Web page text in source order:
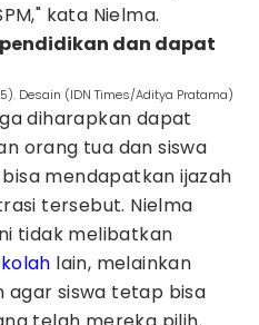
kata Nielma.
dan dapat
Desain (IDN Times/Aditya Pratama)
diharapkan dapat
orang tua dan siswa
mendapatkan ijazah
tersebut. Nielma
tidak melibatkan
lain, melainkan
agar siswa tetap bisa